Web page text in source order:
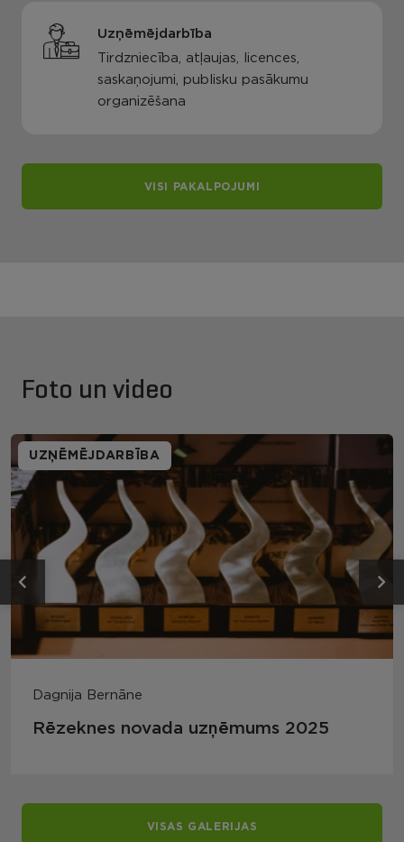
Uzņēmējdarbība
Tirdzniecība, atļaujas, licences,
saskaņojumi, publisku pasākumu
organizēšana
VISI PAKALPOJUMI
Foto un video
UZŅĒMĒJDARBĪBA
Dagnija Bernāne
Rēzeknes novada uzņēmums 2025
VISAS GALERIJAS